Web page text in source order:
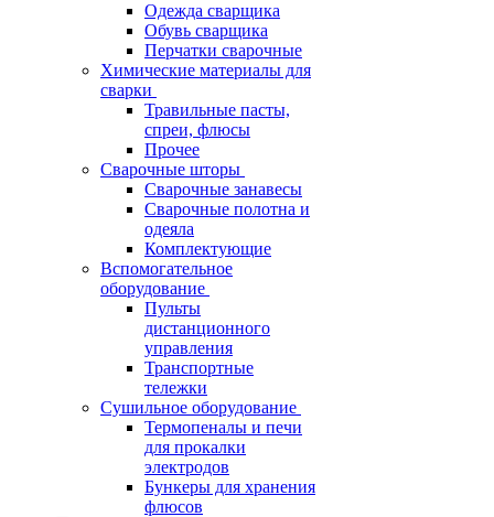
Одежда сварщика
Обувь сварщика
Перчатки сварочные
Химические материалы для
сварки
Травильные пасты,
спреи, флюсы
Прочее
Сварочные шторы
Сварочные занавесы
Сварочные полотна и
одеяла
Комплектующие
Вспомогательное
оборудование
Пульты
дистанционного
управления
Транспортные
тележки
Сушильное оборудование
Термопеналы и печи
для прокалки
электродов
Бункеры для хранения
флюсов